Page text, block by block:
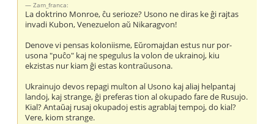
Zam_franca:
La doktrino Monroe, ĉu serioze? Usono ne diras ke ĝi rajtas
invadi Kubon, Venezuelon aŭ Nikaragvon!
Denove vi pensas koloniisme, Eŭromajdan estus nur por-
usona "puĉo" kaj ne spegulus la volon de ukrainoj, kiu
ekzistas nur kiam ĝi estas kontraŭusona.
Ukrainujo devos repagi multon al Usono kaj aliaj helpantaj
landoj, kaj strange, ĝi preferas tion al okupado fare de Rusujo.
Kial? Antaŭaj rusaj okupadoj estis agrablaj tempoj, do kial?
Vere, kiom strange.